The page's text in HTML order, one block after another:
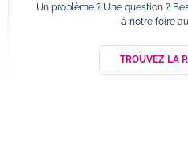
Un problème ? Une question ?
à notre foire
TROUVEZ LA